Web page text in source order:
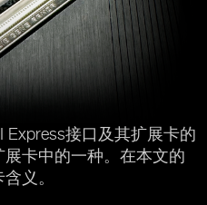
Express接口及其扩展卡的
卡中的一种。在本文的
义。